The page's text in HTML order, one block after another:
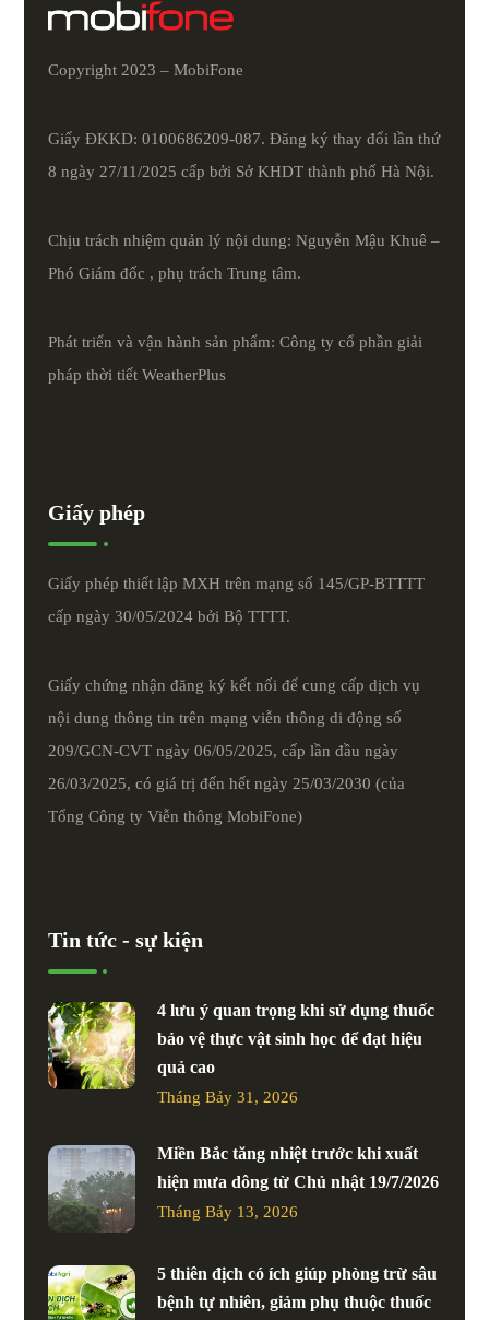
Copyright 2023 – MobiFone
Giấy ĐKKD: 0100686209-087. Đăng ký thay đổi lần thứ
8 ngày 27/11/2025 cấp bởi Sở KHDT thành phố Hà Nội.
Chịu trách nhiệm quản lý nội dung: Nguyễn Mậu Khuê –
Phó Giám đốc , phụ trách Trung tâm.
Phát triển và vận hành sản phẩm: Công ty cổ phần giải
pháp thời tiếtWeatherPlus
Giấy phép
Giấy phép thiết lập MXH trên mạng số 145/GP-BTTTT
cấp ngày 30/05/2024 bởi Bộ TTTT.
Giấy chứng nhận đăng ký kết nối để cung cấp dịch vụ
nội dung thông tin trên mạng viễn thông di động số
209/GCN-CVT ngày 06/05/2025, cấp lần đầu ngày
26/03/2025, có giá trị đến hết ngày 25/03/2030 (của
Tổng Công ty Viễn thông MobiFone)
Tin tức - sự kiện
4 lưu ý quan trọng khi sử dụng thuốc
bảo vệ thực vật sinh học để đạt hiệu
quả cao
Tháng Bảy 31, 2026
Miền Bắc tăng nhiệt trước khi xuất
hiện mưa dông từ Chủ nhật 19/7/2026
Tháng Bảy 13, 2026
5 thiên địch có ích giúp phòng trừ sâu
bệnh tự nhiên, giảm phụ thuộc thuốc